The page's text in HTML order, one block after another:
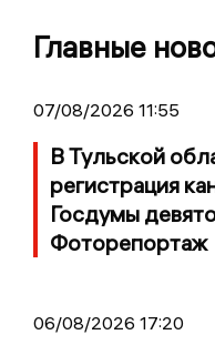
Главные
07/08/2026 11:55
В Тульской
регистрация
Госдумы
Фоторепортаж
06/08/2026 17:20